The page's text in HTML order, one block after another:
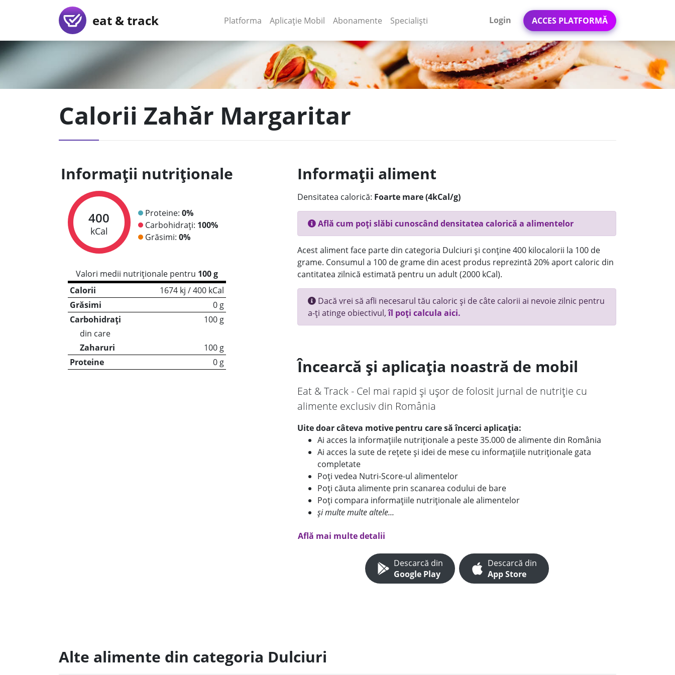
eat & track Platforma (current)
Aplicație Mobil (current)
Abonamente Specialiști Login ACCES PLATFORMĂ
Calorii Zahăr Margaritar
Informații nutriționale
400
kCal
Proteine: 0%
Carbohidrați: 100%
Grăsimi: 0%
Valori medii nutriționale pentru 100 g
Calorii
1674 kj / 400 kCal
Grăsimi
0 g
Carbohidrați
100 g
din care
Zaharuri
100 g
Proteine
0 g
Informații aliment
Densitatea calorică: Foarte mare (4kCal/g)
Află cum poți slăbi cunoscând densitatea calorică a alimentelor
Acest aliment face parte din categoria Dulciuri și conține 400 kilocalorii la 100 de
grame. Consumul a 100 de grame din acest produs reprezintă 20% aport caloric din
cantitatea zilnică estimată pentru un adult (2000 kCal).
Dacă vrei să afli necesarul tău caloric și de câte calorii ai nevoie zilnic pentru
a-ți atinge obiectivul,îl poți calcula aici.
Încearcă și aplicația noastră de mobil
Eat & Track - Cel mai rapid și ușor de folosit jurnal de nutriție cu
alimente exclusiv din România
Uite doar câteva motive pentru care să încerci aplicația:
Ai acces la informațiile nutriționale a peste 35.000 de alimente din România
Ai acces la sute de rețete și idei de mese cu informațiile nutriționale gata
completate
Poți vedea Nutri-Score-ul alimentelor
Poți căuta alimente prin scanarea codului de bare
Poți compara informațiile nutriționale ale alimentelor
și multe multe altele...
Află mai multe detalii
Descarcă din
Google Play
Descarcă din
App Store
Alte alimente din categoria Dulciuri